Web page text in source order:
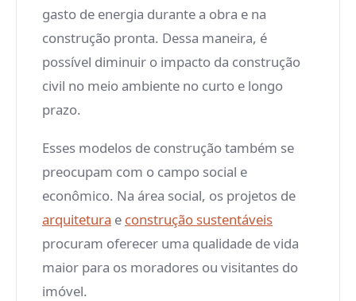
gasto de energia durante a obra e na
construção pronta. Dessa maneira, é
possível diminuir o impacto da construção
civil no meio ambiente no curto e longo
prazo.
Esses modelos de construção também se
preocupam com o campo social e
econômico. Na área social, os projetos de
arquitetura e construção sustentáveis
procuram oferecer uma qualidade de vida
maior para os moradores ou visitantes do
imóvel.